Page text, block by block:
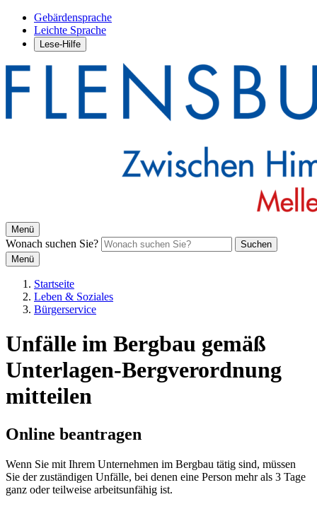
Gebärdensprache
Leichte Sprache
Lese-Hilfe
Menü
Wonach suchen Sie?
Suchen
Menü
Startseite
Leben & Soziales
Bürgerservice
Unfälle im Bergbau gemäß
Unterlagen-Bergverordnung
mitteilen
Online beantragen
Wenn Sie mit Ihrem Unternehmen im Bergbau tätig sind, müssen
Sie der zuständigen Unfälle, bei denen eine Person mehr als 3 Tage
ganz oder teilweise arbeitsunfähig ist.